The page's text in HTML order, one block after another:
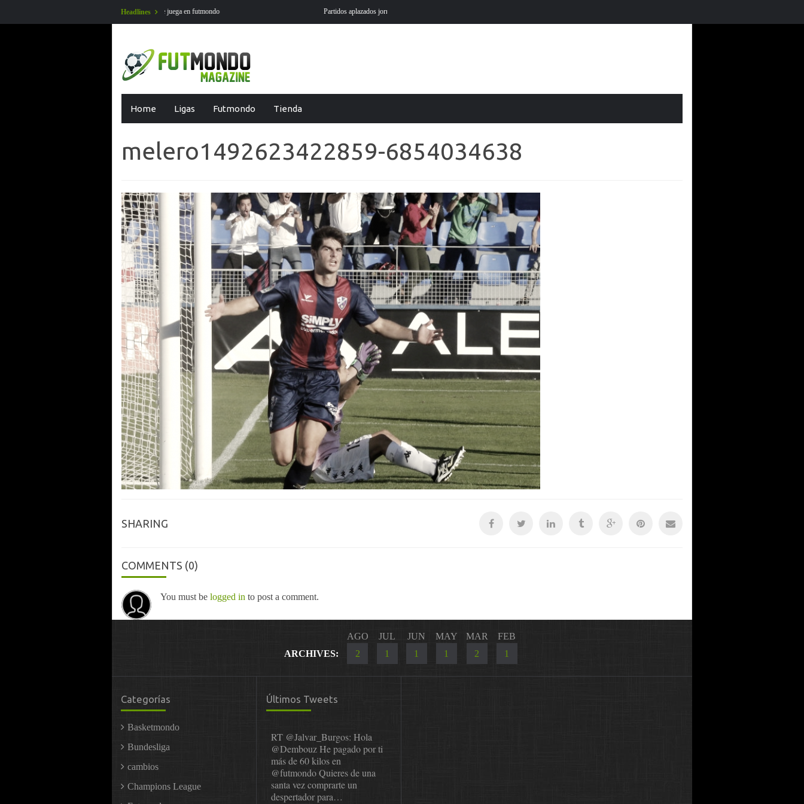
Headlines Partidos aplazados jornada 1 Liga EA Sports en futmondo
Home Ligas Futmondo Tienda
melero1492623422859-6854034638
SHARING
COMMENTS (0)
You must be logged in to post a comment.
ARCHIVES:
AGO
2
JUL
1
JUN
1
MAY
1
MAR
2
FEB
1
Categorías
Basketmondo
Bundesliga
cambios
Champions League
Últimos Tweets
RT @Jalvar_Burgos: Hola
@DembouzHe pagado por ti
más de 60 kilos en
@futmondoQuieres de una
santa vez comprarte un
despertador para…